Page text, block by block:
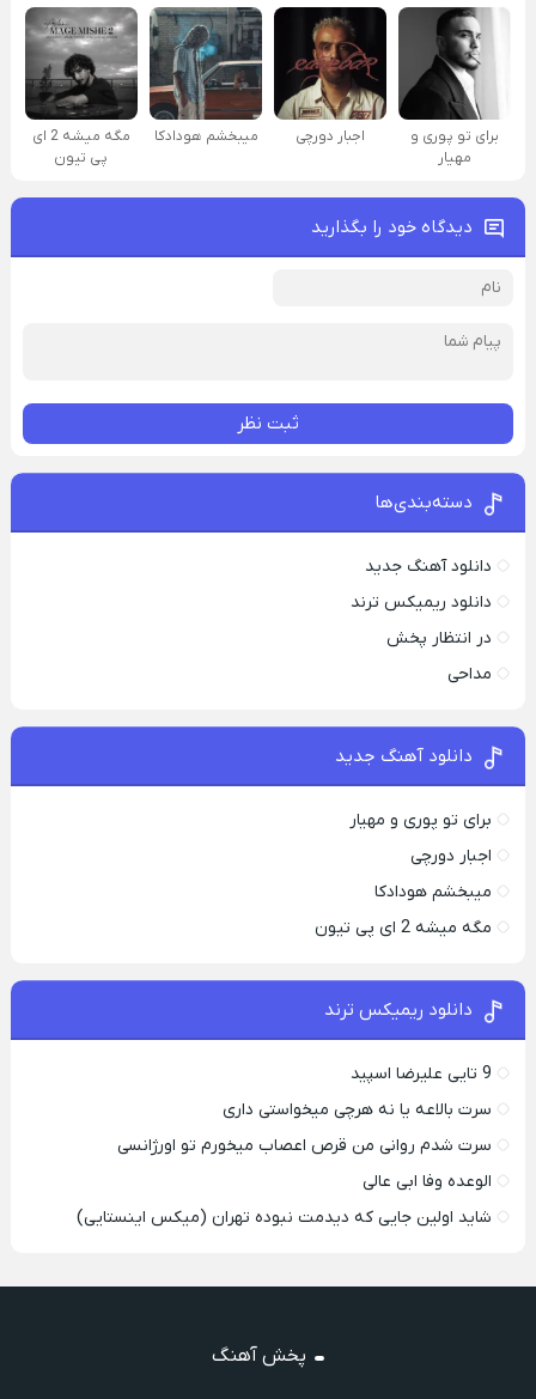
برای تو پوری و
مهیار
اجبار دورچی میبخشم هودادکا
مگه میشه 2 ای
پی تیون
دیدگاه خود را بگذارید
ثبت نظر
دسته‌بندی‌ها
دانلود آهنگ جدید
دانلود ریمیکس ترند
در انتظار پخش
مداحی
دانلود آهنگ جدید
برای تو پوری و مهیار
اجبار دورچی
میبخشم هودادکا
مگه میشه 2 ای پی تیون
دانلود ریمیکس ترند
9 تایی علیرضا اسپید
سرت بالاعه یا نه هرچی میخواستی داری
سرت شدم روانی من قرص اعصاب میخورم تو اورژانسی
الوعده وفا ابی عالی
شاید اولین جایی که دیدمت نبوده تهران (میکس اینستایی)
پخش آهنگ